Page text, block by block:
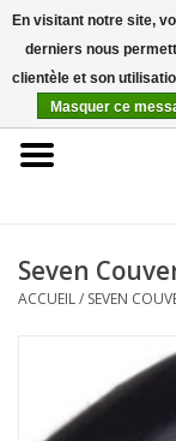
EUR
Accueil
Accessoires
Seven
ACCUEIL/ SEVEN
En visitant notre site,
derniers nous
clientèle et son
Masquer ce